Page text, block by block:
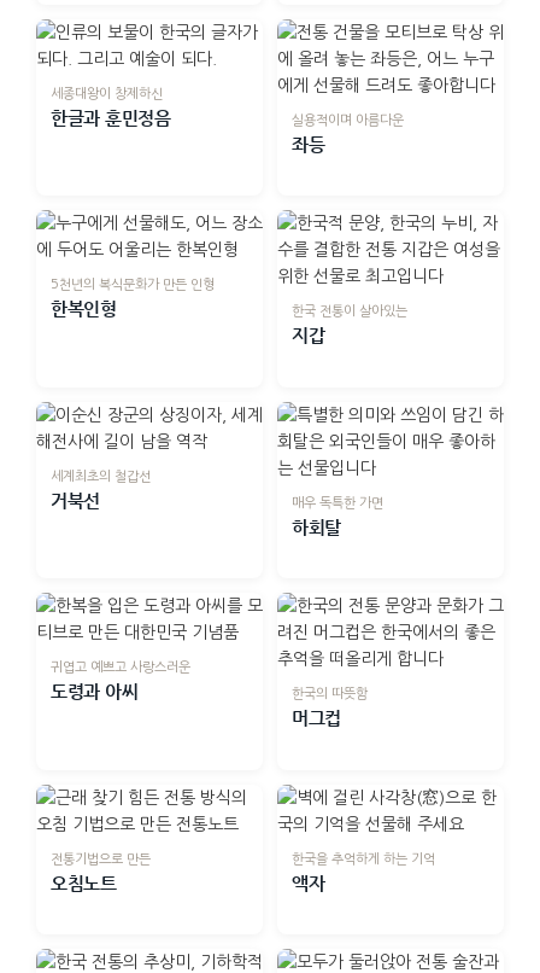
세종대왕이 창제하신
한글과 훈민정음 실용적이며 아름다운
좌등
5천년의 복식문화가 만든 인형
한복인형 한국 전통이 살아있는
지갑
세계최초의 철갑선
거북선 매우 독특한 가면
하회탈
귀엽고 예쁘고 사랑스러운
도령과 아씨 한국의 따뜻함
머그컵
전통기법으로 만든
오침노트
한국을 추억하게 하는 기억
액자